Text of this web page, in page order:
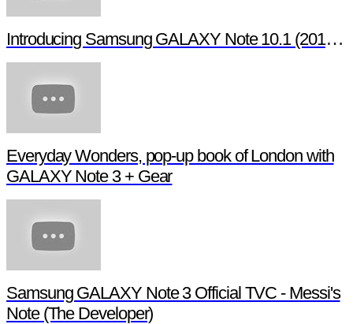
Introducing Samsung GALAXY Note 10.1 (2014 Edition)
Everyday Wonders, pop-up book of London with
GALAXY Note 3 + Gear
Samsung GALAXY Note 3 Official TVC - Messi's
Note (The Developer)